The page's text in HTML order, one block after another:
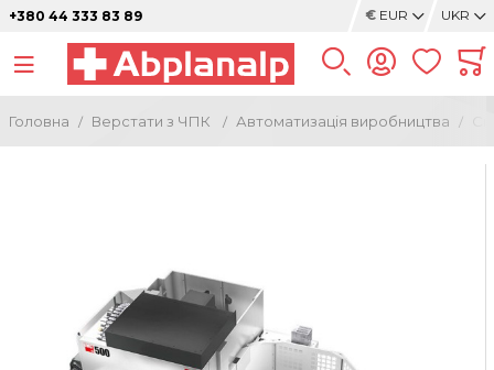
+380 44 333 83 89 € EUR UKR
Головна Верстати з ЧПК Автоматизація виробництва